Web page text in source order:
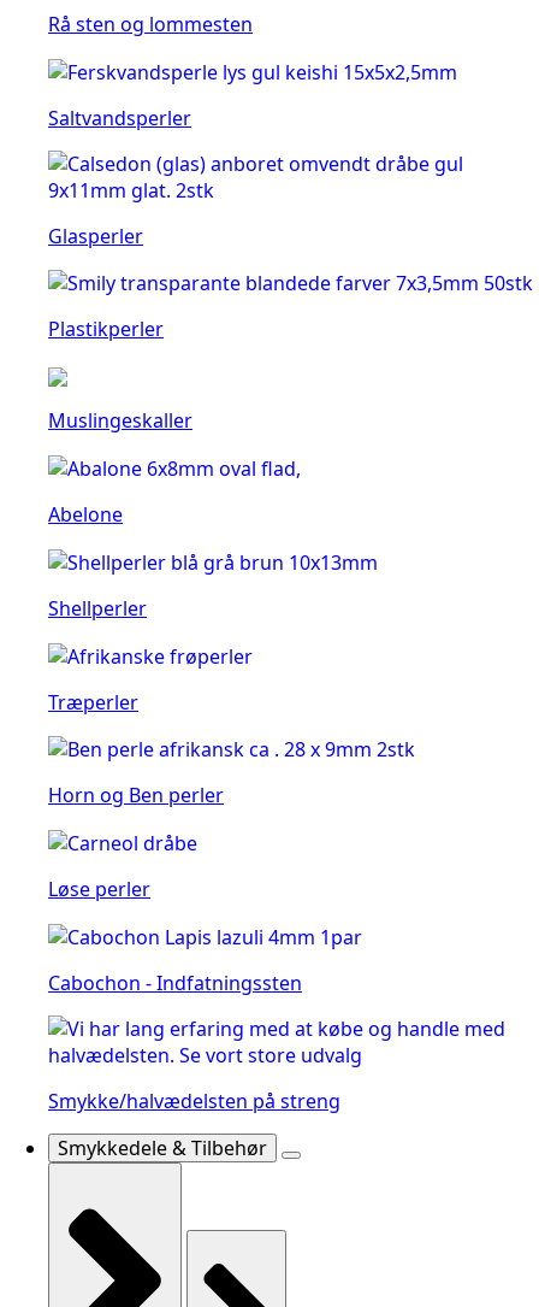
Rå sten og lommesten
Saltvandsperler
Glasperler
Plastikperler
Muslingeskaller
Abelone
Shellperler
Træperler
Horn og Ben perler
Løse perler
Cabochon - Indfatningssten
Smykke/halvædelsten på streng
Smykkedele & Tilbehør